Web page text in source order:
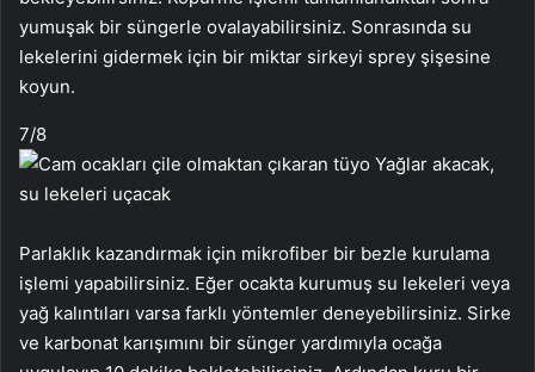
yumuşak bir süngerle ovalayabilirsiniz. Sonrasında su
lekelerini gidermek için bir miktar sirkeyi sprey şişesine
koyun.
7/8
Parlaklık kazandırmak için mikrofiber bir bezle kurulama
işlemi yapabilirsiniz. Eğer ocakta kurumuş su lekeleri veya
yağ kalıntıları varsa farklı yöntemler deneyebilirsiniz. Sirke
ve karbonat karışımını bir sünger yardımıyla ocağa